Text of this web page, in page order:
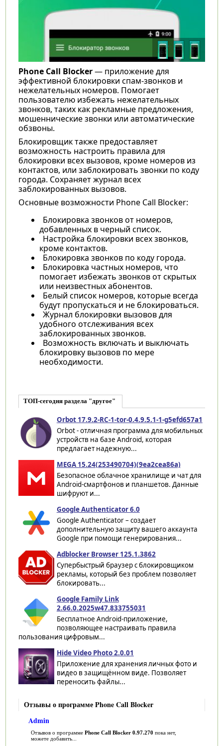
Phone Call Blocker— приложение для
эффективной блокировки спам-звонков и
нежелательных номеров. Помогает
пользователю избежать нежелательных
звонков, таких как рекламные предложения,
мошеннические звонки или автоматические
обзвоны.
Блокировщик также предоставляет
возможность настроить правила для
блокировки всех вызовов, кроме номеров из
контактов, или заблокировать звонки по коду
города. Сохраняет журнал всех
заблокированных вызовов.
Основные возможности Phone Call Blocker:
Блокировка звонков от номеров,
добавленных в черный список.
Настройка блокировки всех звонков,
кроме контактов.
Блокировка звонков по коду города.
Блокировка частных номеров, что
помогает избежать звонков от скрытых
или неизвестных абонентов.
Белый список номеров, которые всегда
будут пропускаться и не блокироваться.
Журнал блокировки вызовов для
удобного отслеживания всех
заблокированных звонков.
Возможность включать и выключать
блокировку вызовов по мере
необходимости.
ТОП-сегодня раздела "другое"
Orbot 17.9.2-RC-1-tor-0.4.9.5.1-1-g5efd657a1
Orbot - отличная программа для мобильных
устройств на базе Android, которая
предлагает надежную...
MEGA 15.24(253490704)(9ea2cea86a)
Безопасное облачное хранилище и чат для
Android-смартфонов и планшетов. Данные
шифруют и...
Google Authenticator 6.0
Google Authenticator – создает
дополнительную защиту вашего аккаунта
Google при помощи генерирования...
Adblocker Browser 125.1.3862
Супербыстрый браузер с блокировщиком
рекламы, который без проблем позволяет
блокировать...
Google Family Link
2.66.0.2025w47.833755031
Бесплатное Android-приложение,
позволяющее настраивать правила
пользования цифровым...
Hide Video Photo 2.0.01
Приложение для хранения личных фото и
видео в защищённом виде. Позволяет
переносить файлы...
Отзывы о программе Phone Call Blocker
Admin
Отзывов о программе Phone Call Blocker 0.97.270 пока нет,
можете добавить...